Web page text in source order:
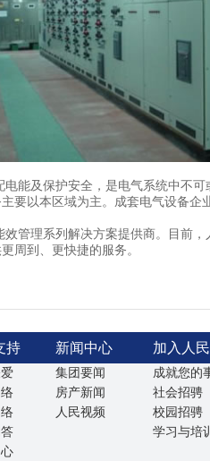
及保护安全，是电气系统中不可
要以本区域为主。成套电气设备企
理系列解决方案提供商。目前，
周到、更快捷的服务。
持 新闻中心 加入人民
集团要闻
房产新闻
人民视频
成就您的
社会招骋
校园招骋
学习与培